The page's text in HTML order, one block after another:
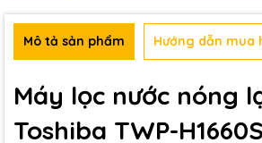
Mô tả sản phẩm Hướng dẫn mua
Máy lọc nước nóng
Toshiba TWP-